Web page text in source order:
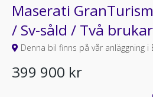
Maserati
/ Sv-såld / Två
Denna bil finns på vår anläggning i
399 900 kr